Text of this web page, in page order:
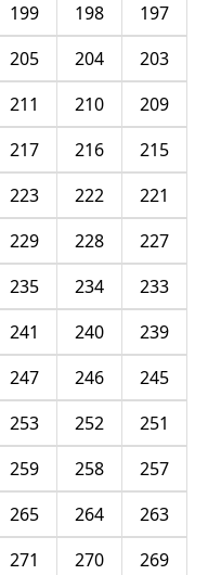
197
198
199
203
204
205
209
210
211
215
216
217
221
222
223
227
228
229
233
234
235
239
240
241
245
246
247
251
252
253
257
258
259
263
264
265
269
270
271